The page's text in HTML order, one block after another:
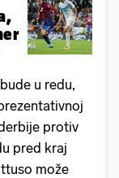
u redu,
protiv
pred kraj
može